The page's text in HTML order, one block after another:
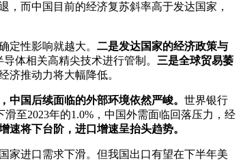
，而中国目前的经济复苏斜率高于发达国家，
定性影响就越大。 二是发达国家的经济政策与
体相关高精尖技术进行管制。 三是全球贸易萎
济推动力将大幅降低。
国后续面临的外部环境依然严峻。 世界银行
至2023年的1.0%，中国外需面临回落压力，经
速将下台阶，进口增速呈抬头趋势。
家进口需求下滑。但我国出口有望在下半年美